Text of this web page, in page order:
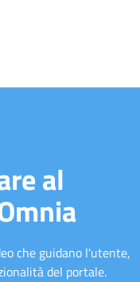
al
che guidano l'utente,
del portale.